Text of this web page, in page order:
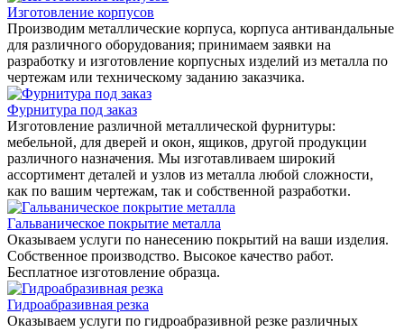
Изготовление корпусов
Производим металлические корпуса, корпуса антивандальные
для различного оборудования; принимаем заявки на
разработку и изготовление корпусных изделий из металла по
чертежам или техническому заданию заказчика.
Фурнитура под заказ
Изготовление различной металлической фурнитуры:
мебельной, для дверей и окон, ящиков, другой продукции
различного назначения. Мы изготавливаем широкий
ассортимент деталей и узлов из металла любой сложности,
как по вашим чертежам, так и собственной разработки.
Гальваническое покрытие металла
Оказываем услуги по нанесению покрытий на ваши изделия.
Собственное производство. Высокое качество работ.
Бесплатное изготовление образца.
Гидроабразивная резка
Оказываем услуги по гидроабразивной резке различных